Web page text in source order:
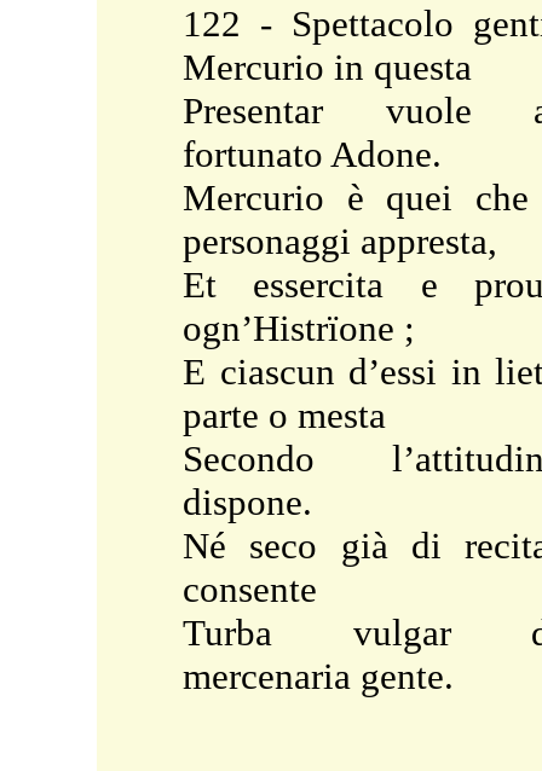
122 - Spettacolo
Mercurio in questa
Presentar vuole
fortunato Adone.
Mercurio è quei
personaggi appresta,
Et essercita e
ogn’Histrïone ;
E ciascun d’essi in
parte o mesta
Secondo
dispone.
Né seco già di
consente
Turba vulgar
mercenaria gente.